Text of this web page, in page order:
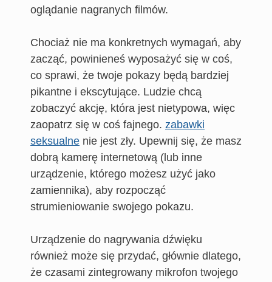
oglądanie nagranych filmów.
Chociaż nie ma konkretnych wymagań, aby
zacząć, powinieneś wyposażyć się w coś,
co sprawi, że twoje pokazy będą bardziej
pikantne i ekscytujące. Ludzie chcą
zobaczyć akcję, która jest nietypowa, więc
zaopatrz się w coś fajnego. zabawki
seksualne nie jest zły. Upewnij się, że masz
dobrą kamerę internetową (lub inne
urządzenie, którego możesz użyć jako
zamiennika), aby rozpocząć
strumieniowanie swojego pokazu.
Urządzenie do nagrywania dźwięku
również może się przydać, głównie dlatego,
że czasami zintegrowany mikrofon twojego